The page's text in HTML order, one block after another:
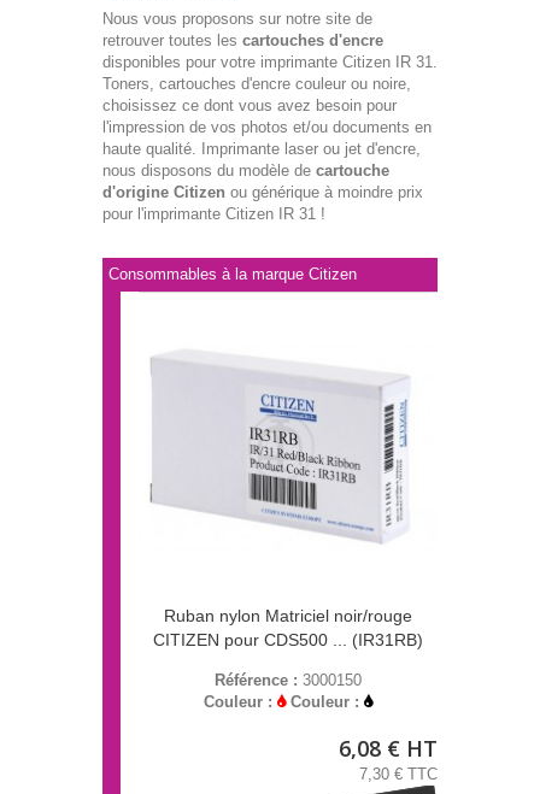
Nous vous proposons sur notre site de
retrouver toutes les cartouches d'encre
disponibles pour votre imprimante Citizen IR 31.
Toners, cartouches d'encre couleur ou noire,
choisissez ce dont vous avez besoin pour
l'impression de vos photos et/ou documents en
haute qualité. Imprimante laser ou jet d'encre,
nous disposons du modèle de cartouche
d'origine Citizen ou générique à moindre prix
pour l'imprimante Citizen IR 31 !
Consommables à la marque Citizen
Ruban nylon Matriciel noir/rouge
CITIZEN pour CDS500 ... (IR31RB)
Référence : 3000150
Couleur :
Couleur :
6,08 € HT
7,30 € TTC